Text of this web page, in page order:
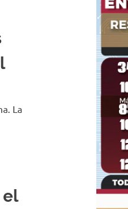
La
el